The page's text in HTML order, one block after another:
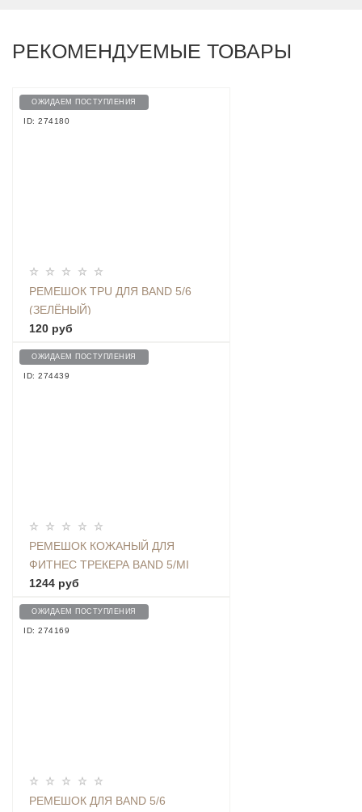
РЕКОМЕНДУЕМЫЕ ТОВАРЫ
ОЖИДАЕМ ПОСТУПЛЕНИЯ
ID: 274180
РЕМЕШОК TPU ДЛЯ BAND 5/6
(ЗЕЛЁНЫЙ)
120 руб
ОЖИДАЕМ ПОСТУПЛЕНИЯ
ID: 274439
РЕМЕШОК КОЖАНЫЙ ДЛЯ
ФИТНЕС ТРЕКЕРА BAND 5/MI
BAND 6, БЕЛЫЙ
1244 руб
ОЖИДАЕМ ПОСТУПЛЕНИЯ
ID: 274169
РЕМЕШОК ДЛЯ BAND 5/6